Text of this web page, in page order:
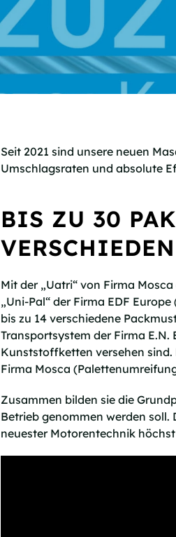
Seit 2021 sind unsere neuen
Umschlagsraten und absolute
BIS ZU 30
Mit der „Uatri“ von Firma
„Uni-Pal“ der Firma EDF
bis zu 14 verschiedene
Transportsystem der Firma
Kunststoffketten versehen sind.
Firma Mosca
Zusammen bilden sie die
Betrieb genommen werden
neuester Motorentechnik